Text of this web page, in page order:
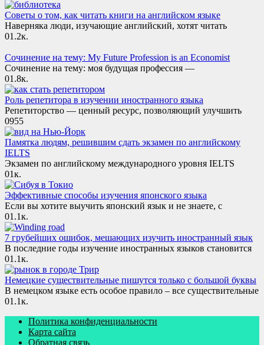
Советы о том, как читать книги на английском языке
Наверняка люди, изучающие английский, хотят читать
01.2к.
Сочинение на тему: My Future Profession is an Economist
Сочинение на тему: моя будущая профессия —
01.8к.
Роль репетитора в изучении иностранного языка
Репетиторство — ценный ресурс, позволяющий улучшить
0955
Памятка людям, решившим сдать экзамен по английскому
IELTS
Экзамен по английскому международного уровня IELTS
01к.
Эффективные способы изучения японского языка
Если вы хотите выучить японский язык и не знаете, с
01.1к.
7 грубейших ошибок, мешающих изучить иностранный язык
В последние годы изучение иностранных языков становится
01.1к.
Немецкие существительные пишутся только с большой буквы
В немецком языке есть особое правило – все существительные
01.1к.
Политика конфиденциальности
Карта сайта
Обратная связь